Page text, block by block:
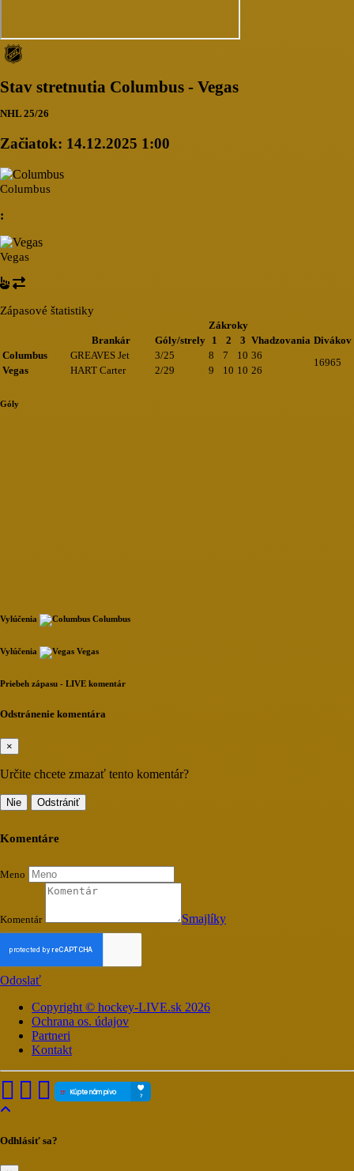
Stav stretnutia Columbus - Vegas
NHL 25/26
Začiatok: 14.12.2025 1:00
Columbus
:
Vegas
Zápasové štatistiky
Zákroky
Brankár
Góly/strely 1 2 3 Vhadzovania Divákov
Columbus
GREAVES Jet 3/25 8 7 10 36
16965
Vegas HART Carter 2/29 9 10 10 26
Góly
Vylúčenia Columbus
Loading...
Vylúčenia Vegas
Loading...
Priebeh zápasu - LIVE komentár
Loading...
Odstránenie komentára
×
Určite chcete zmazať tento komentár?
Nie Odstrániť
Komentáre
Meno
Komentár Smajlíky
Odoslať
Copyright © hockey-LIVE.sk 2026
Ochrana os. údajov
Partneri
Kontakt
Odhlásiť sa?